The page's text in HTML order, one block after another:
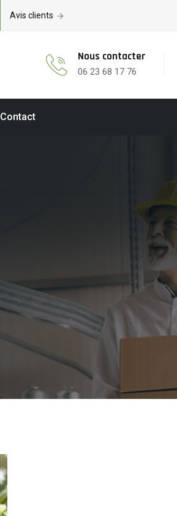
Avis clients
Nous contacter
06 23 68 17 76
Contact